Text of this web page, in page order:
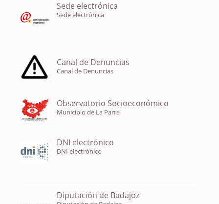
Sede electrónica
Sede electrónica
Canal de Denuncias
Canal de Denuncias
Observatorio Socioeconómico
Municipio de La Parra
DNI electrónico
DNI electrónico
Diputación de Badajoz